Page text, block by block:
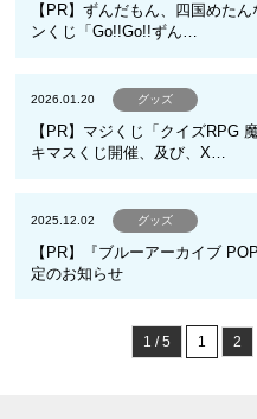
【PR】ずんだもん、四国めた
ンくじ「Go!!Go!!ずん…
2026.01.20 グッズ
【PR】マジくじ「クイズRPG
キマスくじ開催、及び、X…
2025.12.02 グッズ
【PR】『ブルーアーカイブ
定のお知らせ
1 / 5 1 2